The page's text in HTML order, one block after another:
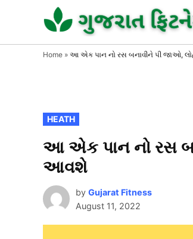
content
Home » આ એક પાન નો રસ બનાવીને પી જાઓ,
POSTED
IN
HEATH
આ એક પાન નો રસ
આવશે
by Gujarat Fitness
August 11, 2022